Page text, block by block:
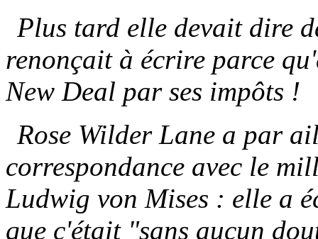
Plus tard elle devait dire
renonçait à écrire parce
New Deal par ses impôts !
Rose Wilder Lane a par
correspondance avec le
Ludwig von Mises : elle a
que c'était "sans aucun